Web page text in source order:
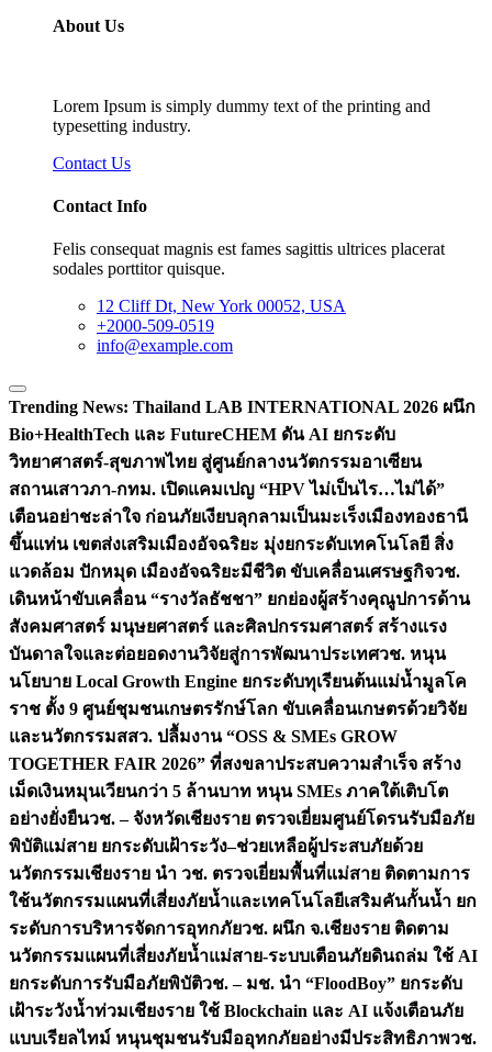
About Us
Lorem Ipsum is simply dummy text of the printing and
typesetting industry.
Contact Us
Contact Info
Felis consequat magnis est fames sagittis ultrices placerat
sodales porttitor quisque.
12 Cliff Dt, New York 00052, USA
+2000-509-0519
info@example.com
Trending News: Thailand LAB INTERNATIONAL 2026 ผนึก
Bio+HealthTech และ FutureCHEM ดัน AI ยกระดับ
วิทยาศาสตร์-สุขภาพไทย สู่ศูนย์กลางนวัตกรรมอาเซียน
สถานเสาวภา-กทม. เปิดแคมเปญ “HPV ไม่เป็นไร…ไม่ได้”
เตือนอย่าชะล่าใจ ก่อนภัยเงียบลุกลามเป็นมะเร็งเมืองทองธานี
ขึ้นแท่น เขตส่งเสริมเมืองอัจฉริยะ มุ่งยกระดับเทคโนโลยี สิ่ง
แวดล้อม ปักหมุด เมืองอัจฉริยะมีชีวิต ขับเคลื่อนเศรษฐกิจวช.
เดินหน้าขับเคลื่อน “รางวัลธัชชา” ยกย่องผู้สร้างคุณูปการด้าน
สังคมศาสตร์ มนุษยศาสตร์ และศิลปกรรมศาสตร์ สร้างแรง
บันดาลใจและต่อยอดงานวิจัยสู่การพัฒนาประเทศวช. หนุน
นโยบาย Local Growth Engine ยกระดับทุเรียนต้นแม่น้ำมูลโค
ราช ตั้ง 9 ศูนย์ชุมชนเกษตรรักษ์โลก ขับเคลื่อนเกษตรด้วยวิจัย
และนวัตกรรมสสว. ปลื้มงาน “OSS & SMEs GROW
TOGETHER FAIR 2026” ที่สงขลาประสบความสำเร็จ สร้าง
เม็ดเงินหมุนเวียนกว่า 5 ล้านบาท หนุน SMEs ภาคใต้เติบโต
อย่างยั่งยืนวช. – จังหวัดเชียงราย ตรวจเยี่ยมศูนย์โดรนรับมือภัย
พิบัติแม่สาย ยกระดับเฝ้าระวัง–ช่วยเหลือผู้ประสบภัยด้วย
นวัตกรรมเชียงราย นำ วช. ตรวจเยี่ยมพื้นที่แม่สาย ติดตามการ
ใช้นวัตกรรมแผนที่เสี่ยงภัยน้ำและเทคโนโลยีเสริมคันกั้นน้ำ ยก
ระดับการบริหารจัดการอุทกภัยวช. ผนึก จ.เชียงราย ติดตาม
นวัตกรรมแผนที่เสี่ยงภัยน้ำแม่สาย-ระบบเตือนภัยดินถล่ม ใช้ AI
ยกระดับการรับมือภัยพิบัติวช. – มช. นำ “FloodBoy” ยกระดับ
เฝ้าระวังน้ำท่วมเชียงราย ใช้ Blockchain และ AI แจ้งเตือนภัย
แบบเรียลไทม์ หนุนชุมชนรับมืออุทกภัยอย่างมีประสิทธิภาพวช.